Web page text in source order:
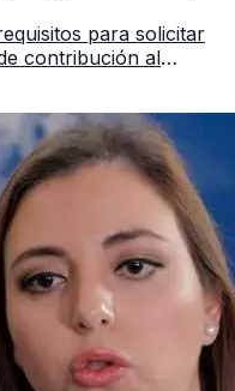
para solicitar
contribución al